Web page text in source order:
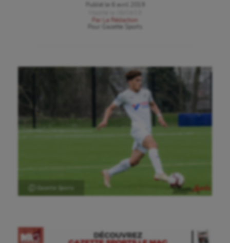
Publié le
6 avril 2019
Par
La Rédaction
Gazette Sports